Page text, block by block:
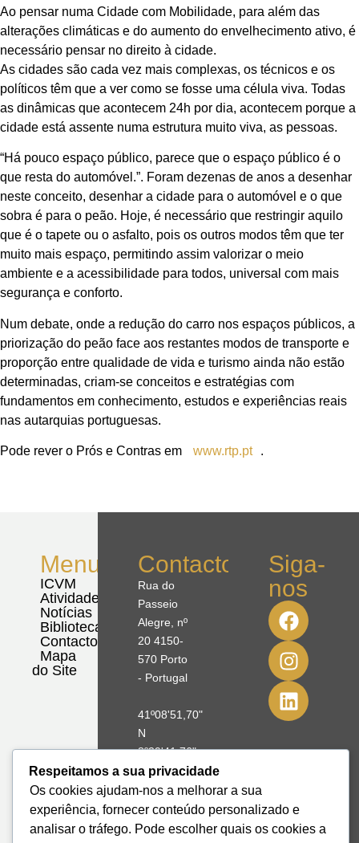
Ao pensar numa Cidade com Mobilidade, para além das
alterações climáticas e do aumento do envelhecimento ativo, é
necessário pensar no direito à cidade.
As cidades são cada vez mais complexas, os técnicos e os
políticos têm que a ver como se fosse uma célula viva. Todas
as dinâmicas que acontecem 24h por dia, acontecem porque a
cidade está assente numa estrutura muito viva, as pessoas.
“Há pouco espaço público, parece que o espaço público é o
que resta do automóvel.”. Foram dezenas de anos a desenhar
neste conceito, desenhar a cidade para o automóvel e o que
sobra é para o peão. Hoje, é necessário que restringir aquilo
que é o tapete ou o asfalto, pois os outros modos têm que ter
muito mais espaço, permitindo assim valorizar o meio
ambiente e a acessibilidade para todos, universal com mais
segurança e conforto.
Num debate, onde a redução do carro nos espaços públicos, a
priorização do peão face aos restantes modos de transporte e
proporção entre qualidade de vida e turismo ainda não estão
determinadas, criam-se conceitos e estratégias com
fundamentos em conhecimento, estudos e experiências reais
nas autarquias portuguesas.
Pode rever o Prós e Contras em www.rtp.pt .
Menu
ICVM
Atividades
Notícias
Biblioteca
Contactos
Mapa
do Site
Contactos
Rua do
Passeio
Alegre, nº
20 4150-
570 Porto
- Portugal
41º08'51,70"
N
8º39'41,76"
W
+351 228
328 115
Siga-
nos
Respeitamos a sua privacidade
Os cookies ajudam-nos a melhorar a sua
experiência, fornecer conteúdo personalizado e
analisar o tráfego. Pode escolher quais os cookies a